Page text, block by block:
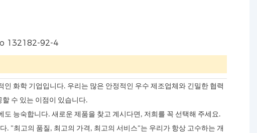
인 화학 기업입니다. 우리는 많은 안정적인 우수 제조업체와 긴밀한 협력
수 있는 이점이 있습니다.
능숙합니다. 새로운 제품을 찾고 계시다면, 저희를 꼭 선택해 주세요.
. "최고의 품질, 최고의 가격, 최고의 서비스"는 우리가 항상 고수하는 개